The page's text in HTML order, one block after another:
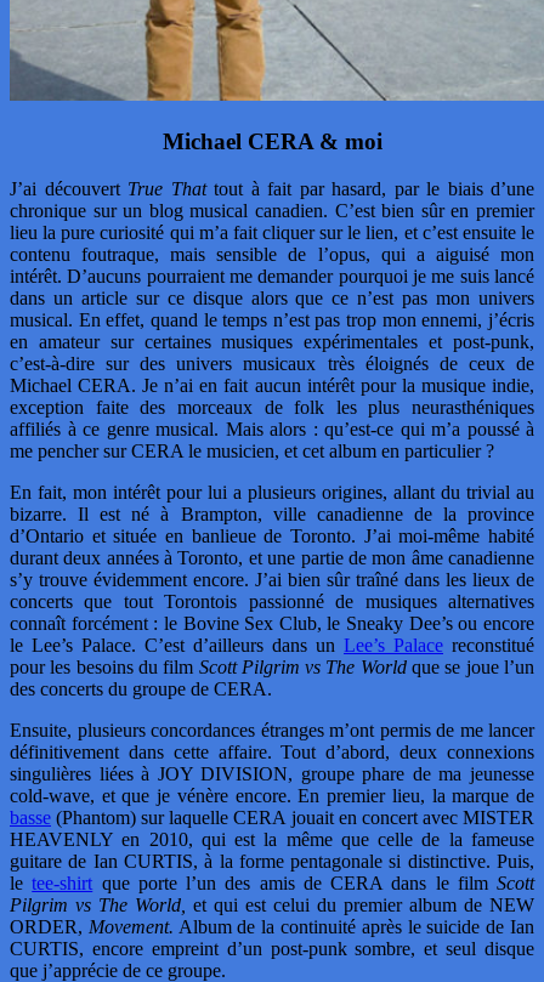
Michael CERA & moi
J’ai découvert True Thattout à fait par hasard, par le biais d’une
chronique sur un blog musical canadien. C’est bien sûr en premier
lieu la pure curiosité qui m’a fait cliquer sur le lien, et c’est ensuite le
contenu foutraque, mais sensible de l’opus, qui a aiguisé mon
intérêt. D’aucuns pourraient me demander pourquoi je me suis lancé
dans un article sur ce disque alors que ce n’est pas mon univers
musical. En effet, quand le temps n’est pas trop mon ennemi, j’écris
en amateur sur certaines musiques expérimentales et post-punk,
c’est-à-dire sur des univers musicaux très éloignés de ceux de
Michael CERA. Je n’ai en fait aucun intérêt pour la musique indie,
exception faite des morceaux de folk les plus neurasthéniques
affiliés à ce genre musical. Mais alors : qu’est-ce qui m’a poussé à
me pencher sur CERA le musicien, et cet album en particulier ?
En fait, mon intérêt pour lui a plusieurs origines, allant du trivial au
bizarre. Il est né à Brampton, ville canadienne de la province
d’Ontario et située en banlieue de Toronto. J’ai moi-même habité
durant deux années à Toronto, et une partie de mon âme canadienne
s’y trouve évidemment encore. J’ai bien sûr traîné dans les lieux de
concerts que tout Torontois passionné de musiques alternatives
connaît forcément : le Bovine Sex Club, le Sneaky Dee’s ou encore
le Lee’s Palace. C’est d’ailleurs dans un Lee’s Palace reconstitué
pour les besoins du film Scott Pilgrim vs The Worldque se joue l’un
des concerts du groupe de CERA.
Ensuite, plusieurs concordances étranges m’ont permis de me lancer
définitivement dans cette affaire. Tout d’abord, deux connexions
singulières liées à JOY DIVISION, groupe phare de ma jeunesse
cold-wave, et que je vénère encore. En premier lieu, la marque de
basse (Phantom) sur laquelle CERA jouait en concert avec MISTER
HEAVENLY en 2010, qui est la même que celle de la fameuse
guitare de Ian CURTIS, à la forme pentagonale si distinctive. Puis,
letee-shirt que porte l’un des amis de CERA dans le film Scott
Pilgrim vs The World, et qui est celui du premier album de NEW
ORDER, Movement. Album de la continuité après le suicide de Ian
CURTIS, encore empreint d’un post-punk sombre, et seul disque
que j’apprécie de ce groupe.